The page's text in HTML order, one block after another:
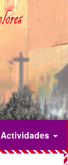
Actividades